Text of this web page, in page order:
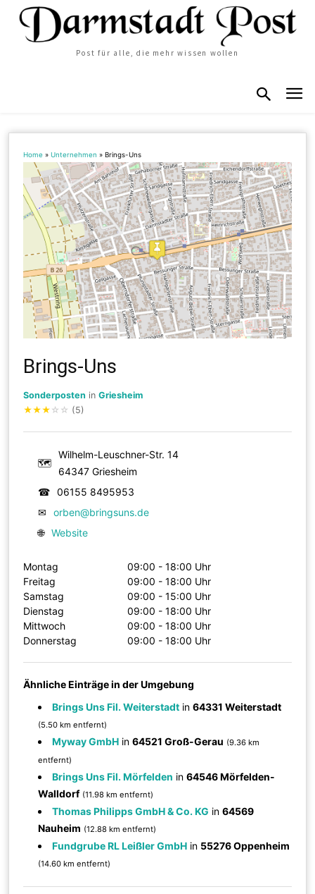
Post für alle, die mehr wissen wollen
Home »Unternehmen »Brings-Uns
Brings-Uns
Sonderposten inGriesheim
★★★ ☆ ☆ (5)
🗺
Wilhelm-Leuschner-Str. 14
64347 Griesheim
☎
06155 8495953
✉
orben@bringsuns.de
🌐 Website
Montag
09:00 - 18:00 Uhr
Freitag
09:00 - 18:00 Uhr
Samstag
09:00 - 15:00 Uhr
Dienstag
09:00 - 18:00 Uhr
Mittwoch
09:00 - 18:00 Uhr
Donnerstag
09:00 - 18:00 Uhr
Ähnliche Einträge in der Umgebung
Brings Uns Fil. Weiterstadt in64331 Weiterstadt
(5.50 km entfernt)
Myway GmbH in64521 Groß-Gerau (9.36 km
entfernt)
Brings Uns Fil. Mörfelden in64546 Mörfelden-
Walldorf (11.98 km entfernt)
Thomas Philipps GmbH & Co. KG in64569
Nauheim (12.88 km entfernt)
Fundgrube RL Leißler GmbH in 55276 Oppenheim
(14.60 km entfernt)